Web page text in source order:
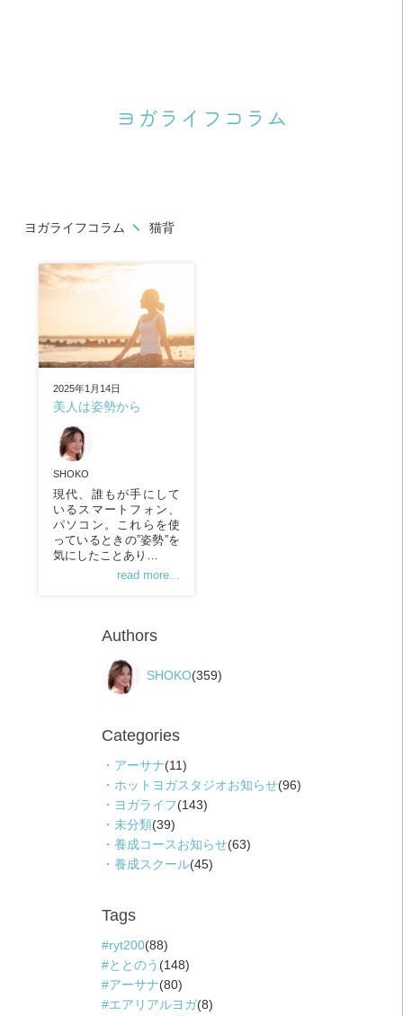
ヨガライフコラム
ヨガライフコラム 猫背
2025年1月14日
美人は姿勢から
SHOKO
現代、誰もが手にして
いるスマートフォン、
パソコン。これらを使
っているときの”姿勢”を
気にしたことあり…
read more...
Authors
SHOKO(359)
Categories
アーサナ(11)
ホットヨガスタジオお知らせ(96)
ヨガライフ(143)
未分類(39)
養成コースお知らせ(63)
養成スクール(45)
Tags
ryt200(88)
ととのう (148)
アーサナ(80)
エアリアルヨガ(8)